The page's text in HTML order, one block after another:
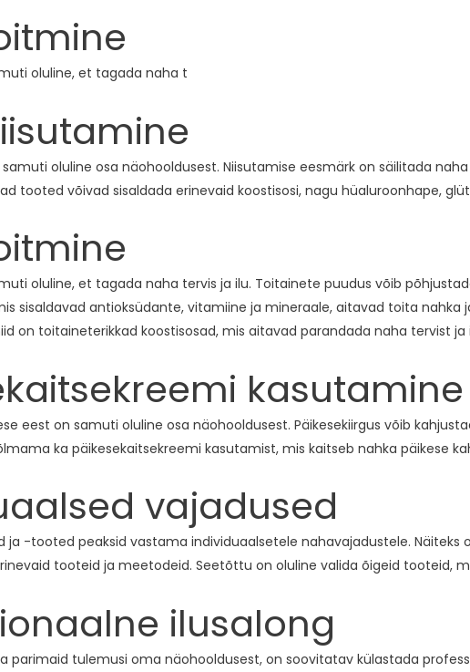
oluline, et tagada naha t
oluline osa näohooldusest. Niisutamise eesmärk on säilitada
tooted võivad sisaldada erinevaid koostisosi, nagu hüaluroonhape,
oluline, et tagada naha tervis ja ilu. Toitainete puudus võib
sisaldavad antioksüdante, vitamiine ja mineraale, aitavad toita
on toitaineterikkad koostisosad, mis aitavad parandada naha tervist ja
kasutamine
eest on samuti oluline osa näohooldusest. Päikesekiirgus võib
ka päikesekaitsekreemi kasutamist, mis kaitseb nahka päikese
vajadused
ja -tooted peaksid vastama individuaalsetele nahavajadustele.
tooteid ja meetodeid. Seetõttu on oluline valida õigeid tooteid,
ilusalong
parimaid tulemusi oma näohooldusest, on soovitatav külastada